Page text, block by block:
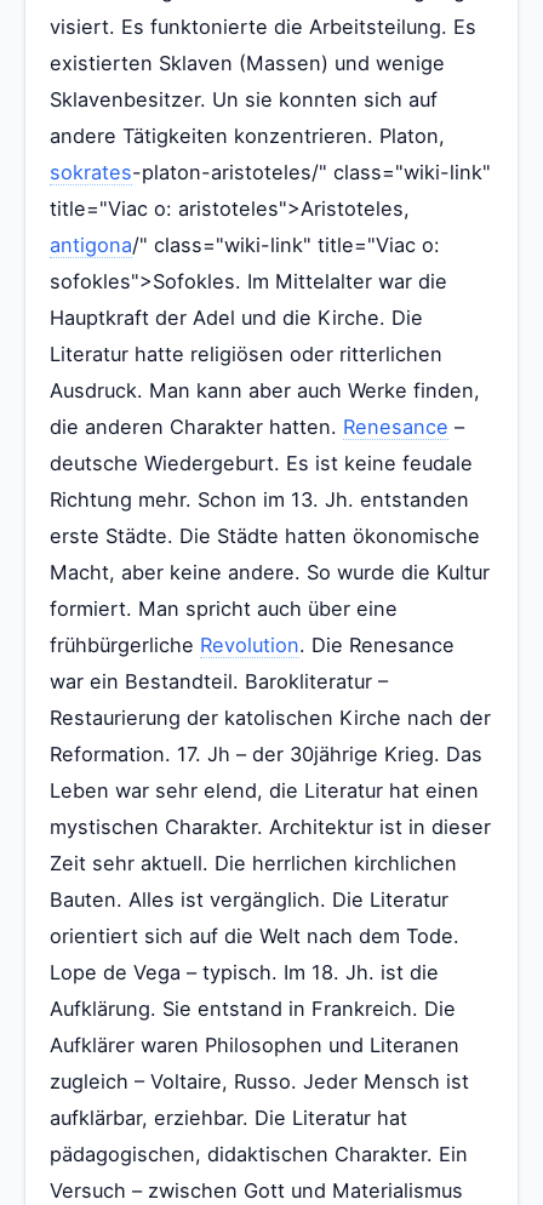
visiert. Es funktonierte die Arbeitsteilung. Es
existierten Sklaven (Massen) und wenige
Sklavenbesitzer. Un sie konnten sich auf
andere Tätigkeiten konzentrieren. Platon,
sokrates-platon-aristoteles/" class="wiki-link"
title="Viac o: aristoteles">Aristoteles,
antigona/" class="wiki-link" title="Viac o:
sofokles">Sofokles. Im Mittelalter war die
Hauptkraft der Adel und die Kirche. Die
Literatur hatte religiösen oder ritterlichen
Ausdruck. Man kann aber auch Werke finden,
die anderen Charakter hatten. Renesance –
deutsche Wiedergeburt. Es ist keine feudale
Richtung mehr. Schon im 13. Jh. entstanden
erste Städte. Die Städte hatten ökonomische
Macht, aber keine andere. So wurde die Kultur
formiert. Man spricht auch über eine
frühbürgerliche Revolution. Die Renesance
war ein Bestandteil. Barokliteratur –
Restaurierung der katolischen Kirche nach der
Reformation. 17. Jh – der 30jährige Krieg. Das
Leben war sehr elend, die Literatur hat einen
mystischen Charakter. Architektur ist in dieser
Zeit sehr aktuell. Die herrlichen kirchlichen
Bauten. Alles ist vergänglich. Die Literatur
orientiert sich auf die Welt nach dem Tode.
Lope de Vega – typisch. Im 18. Jh. ist die
Aufklärung. Sie entstand in Frankreich. Die
Aufklärer waren Philosophen und Literanen
zugleich – Voltaire, Russo. Jeder Mensch ist
aufklärbar, erziehbar. Die Literatur hat
pädagogischen, didaktischen Charakter. Ein
Versuch – zwischen Gott und Materialismus